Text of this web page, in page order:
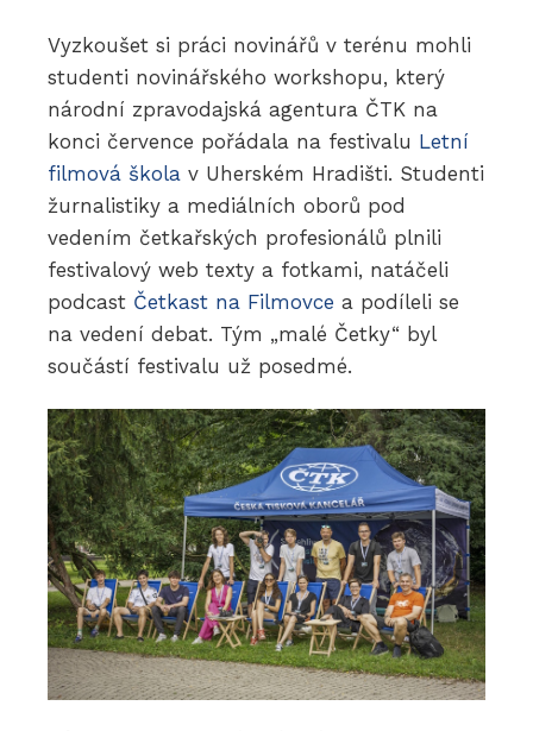
Vyzkoušet si práci novinářů v terénu mohli
studenti novinářského workshopu, který
národní zpravodajská agentura ČTK na
konci července pořádala na festivalu Letní
filmová škola v Uherském Hradišti. Studenti
žurnalistiky a mediálních oborů pod
vedením četkařských profesionálů plnili
festivalový web texty a fotkami, natáčeli
podcast Četkast na Filmovce a podíleli se
na vedení debat. Tým „malé Četky“ byl
součástí festivalu už posedmé.